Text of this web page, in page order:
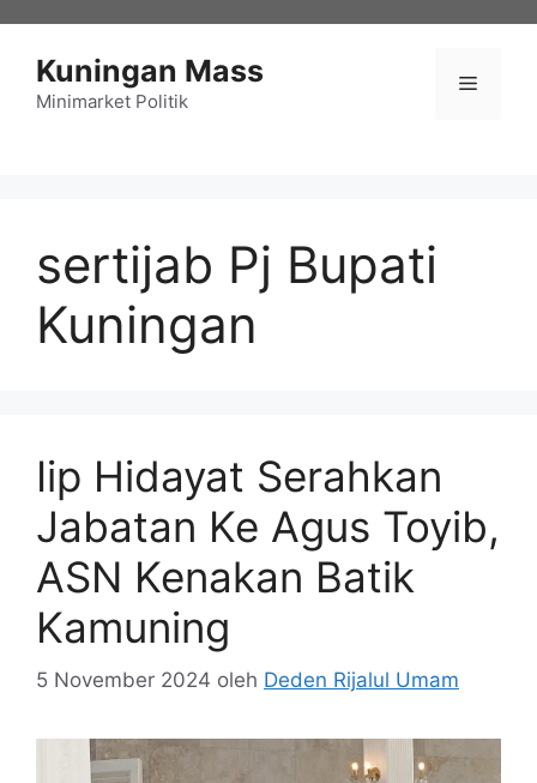
Kuningan Mass
Minimarket Politik
Menu
sertijab Pj Bupati
Kuningan
Iip Hidayat Serahkan
Jabatan Ke Agus Toyib,
ASN Kenakan Batik
Kamuning
5 November 2024 oleh Deden Rijalul Umam